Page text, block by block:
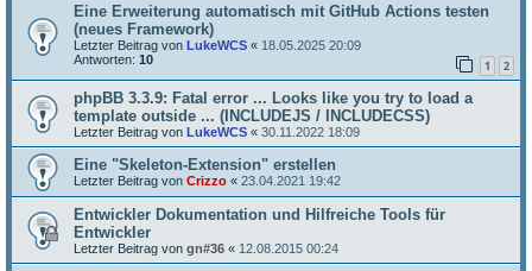
Eine Erweiterung automatisch mit GitHub Actions testen
(neues Framework)
Letzter Beitrag von LukeWCS « 18.05.2025 20:09
Antworten: 10 1 2
phpBB 3.3.9: Fatal error ... Looks like you try to load a
template outside ... (INCLUDEJS / INCLUDECSS)
Letzter Beitrag von LukeWCS « 30.11.2022 18:09
Eine "Skeleton-Extension" erstellen
Letzter Beitrag von Crizzo « 23.04.2021 19:42
Entwickler Dokumentation und Hilfreiche Tools für
Entwickler
Letzter Beitrag von gn#36 « 12.08.2015 00:24